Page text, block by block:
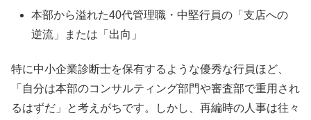
本部から溢れた40代管理職・中堅行員の「支店への
逆流」または「出向」
特に中小企業診断士を保有するような優秀な行員ほど、
「自分は本部のコンサルティング部門や審査部で重用され
るはずだ」と考えがちです。しかし、再編時の人事は往々